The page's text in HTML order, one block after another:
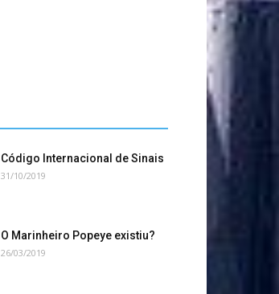
Código Internacional de Sinais
31/10/2019
O Marinheiro Popeye existiu?
26/03/2019